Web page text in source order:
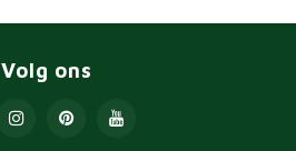
Volg ons